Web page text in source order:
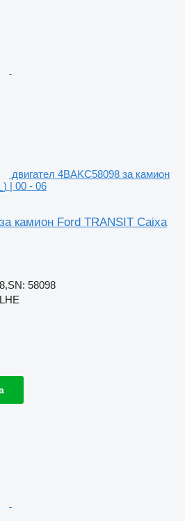
двигател 4BAKC58098 за камион
| 00 - 06
камион Ford TRANSIT Caixa
58098